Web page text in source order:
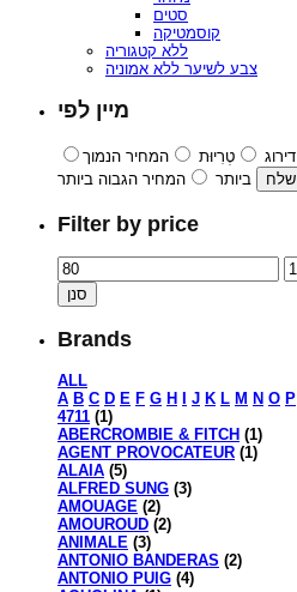
סטים
קוסמטיקה
ללא קטגוריה
צבע לשיער ללא אמוניה
מיין לפי
דירוג טְרִיוּת
המחיר הנמוך
ביותר
המחיר הגבוה ביותר
Filter by price
סנן
Brands
ALL
A B C D E F G H J K L M N O P
4711 (1)
ABERCROMBIE & FITCH (1)
AGENT PROVOCATEUR (1)
ALAIA (5)
ALFRED SUNG (3)
AMOUAGE (2)
AMOUROUD (2)
ANIMALE (3)
ANTONIO BANDERAS (2)
ANTONIO PUIG (4)